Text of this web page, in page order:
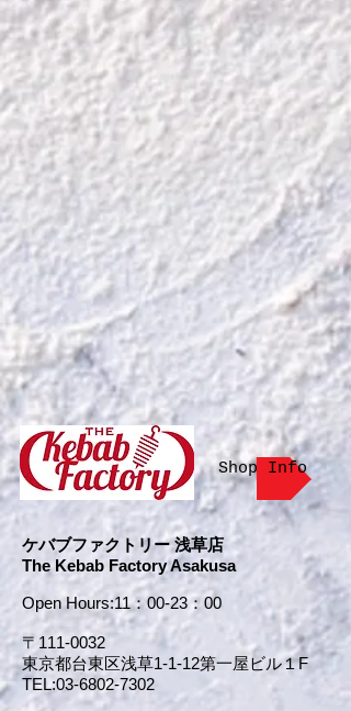
Shop Info
ケバブファクトリー 浅草店
The Kebab Factory Asakusa
Open Hours:11：00-23：00
〒111-0032
東京都台東区浅草1-1-12第一屋ビル１F
TEL:03-6802-7302